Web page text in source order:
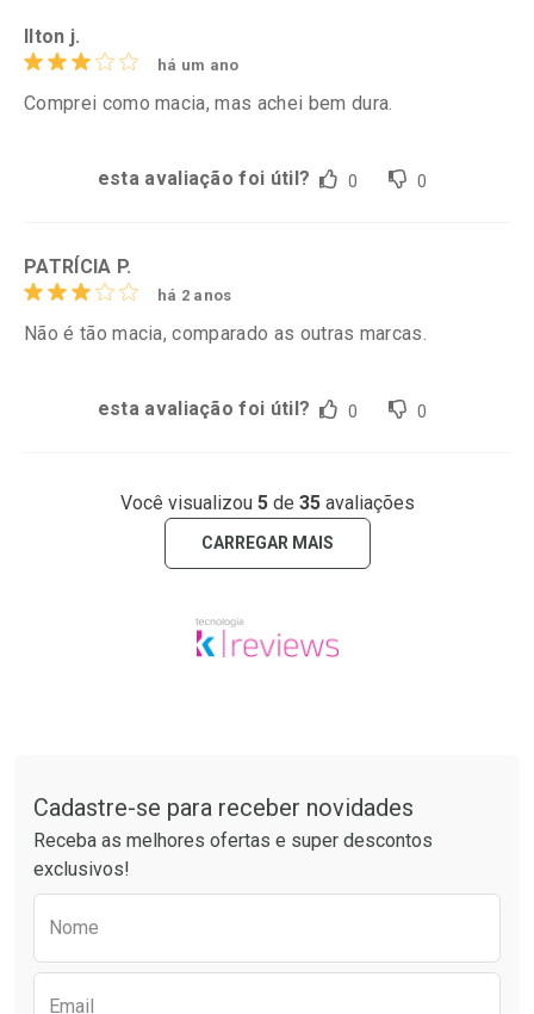
Ilton j.
há um ano
Comprei como macia, mas achei bem dura.
esta avaliação foi útil? 0 0
PATRÍCIA P.
há 2 anos
Não é tão macia, comparado as outras marcas.
esta avaliação foi útil? 0 0
Você visualizou 5de 35avaliações
CARREGAR MAIS
Cadastre-se para receber novidades
Receba as melhores ofertas e super descontos
exclusivos!
Nome
Email